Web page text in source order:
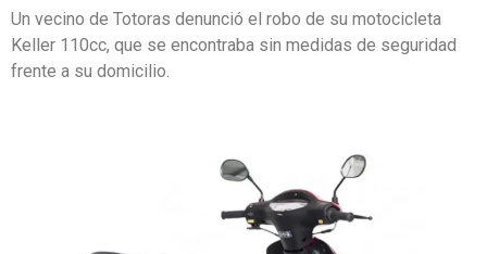
Un vecino de Totoras denunció el robo de su motocicleta
Keller 110cc, que se encontraba sin medidas de seguridad
frente a su domicilio.